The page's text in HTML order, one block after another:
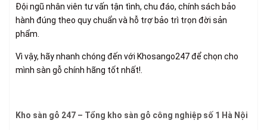
Đội ngũ nhân viên tư vấn tận tình, chu đáo, chính sách bảo
hành đúng theo quy chuẩn và hỗ trợ bảo trì trọn đời sản
phẩm.
Vì vậy, hãy nhanh chóng đến với Khosango247 để chọn cho
mình sàn gỗ chính hãng tốt nhất!.
Kho sàn gỗ 247 – Tổng kho sàn gỗ công nghiệp số 1 Hà Nội